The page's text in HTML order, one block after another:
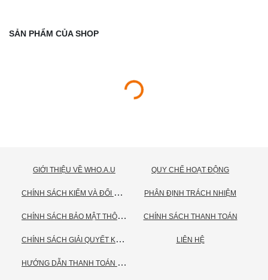
SẢN PHẨM CỦA SHOP
GIỚI THIỆU VỀ WHO.A.U
C
HÍNH SÁCH KIỂM VÀ ĐỔI TRẢ HÀNG
C
HÍNH SÁCH BẢO MẬT THÔNG TIN CÁ NHÂN
C
HÍNH SÁCH GIẢI QUYẾT KHIẾU NẠI
H
ƯỚNG DẪN THANH TOÁN VNPAY
QUY CHẾ HOẠT ĐỘNG
PHÂN ĐỊNH TRÁCH NHIỆM
CHÍNH SÁCH THANH TOÁN
LIÊN HỆ